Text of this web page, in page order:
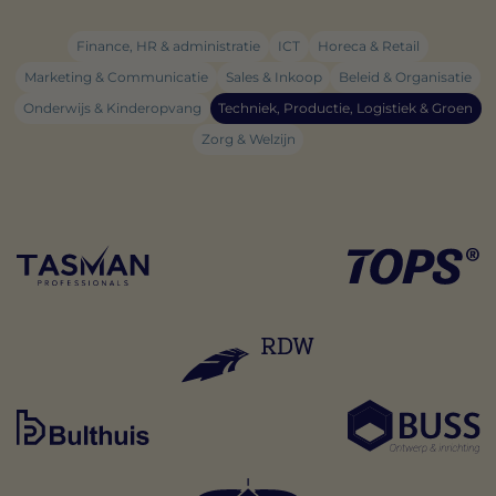
Finance, HR & administratie ICT
Horeca & Retail
Marketing & Communicatie
Sales & Inkoop
Beleid & Organisatie
Onderwijs & Kinderopvang
Techniek, Productie, Logistiek & Groen
Zorg & Welzijn